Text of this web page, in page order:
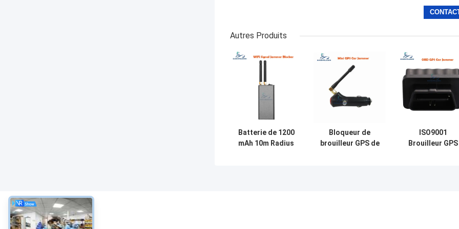
Autres Produits
Batterie de 1200
mAh 10m Radius
Bloqueur de
brouilleur GPS de
ISO9001
Brouilleur GPS